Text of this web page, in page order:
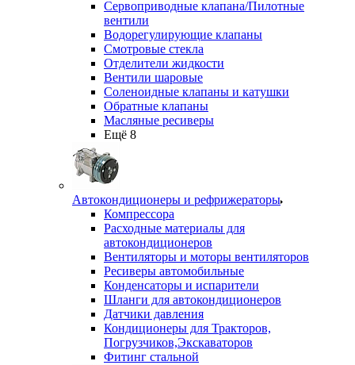
Сервоприводные клапана/Пилотные
вентили
Водорегулирующие клапаны
Смотровые стекла
Отделители жидкости
Вентили шаровые
Соленоидные клапаны и катушки
Обратные клапаны
Масляные ресиверы
Ещё 8
Автокондиционеры и рефрижераторы
Компрессора
Расходные материалы для
автокондиционеров
Вентиляторы и моторы вентиляторов
Ресиверы автомобильные
Конденсаторы и испарители
Шланги для автокондиционеров
Датчики давления
Кондиционеры для Тракторов,
Погрузчиков,Экскаваторов
Фитинг стальной